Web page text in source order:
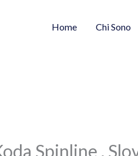
Home Chi Sono
Spinline .